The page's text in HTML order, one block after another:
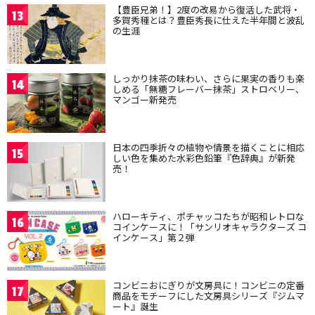
13 【豊臣兄弟！】2度の改易から復活した武将・
多賀秀種とは？豊臣秀長に仕えた半年間と波乱
の生涯
14 しっかり抹茶の味わい、さらに果実の香りも楽
しめる「無糖フレーバー抹茶」ストロベリー、
マンゴー新発売
15 日本の四季折々の植物や情景を描くことに相応
しい色を集めた水彩色鉛筆『色辞典』が新発
売！
16 ハローキティ、ポチャッコたちが昭和レトロな
コインケースに！「サンリオキャラクターズ コ
インケース」第２弾
17 コンビニおにぎりが文房具に！コンビニの定番
商品をモチーフにした文房具シリーズ『ジムマ
ート』誕生